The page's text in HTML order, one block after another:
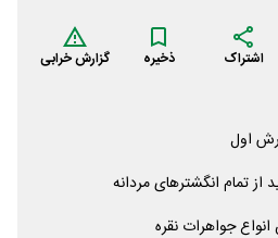
اشتراک ذخیره گزارش خرابی
اول
از تمام انگشترهای مردانه
انواع جواهرات نقره